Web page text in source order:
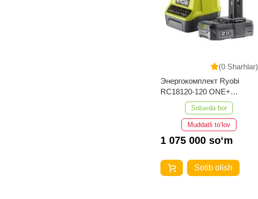
(0 Sharhlar)
Энергокомплект Ryobi
RC18120-120 ONE+
5133003368
Sotuvda bor
Muddatli to‘lov
1 075 000 so‘m
Sotib olish